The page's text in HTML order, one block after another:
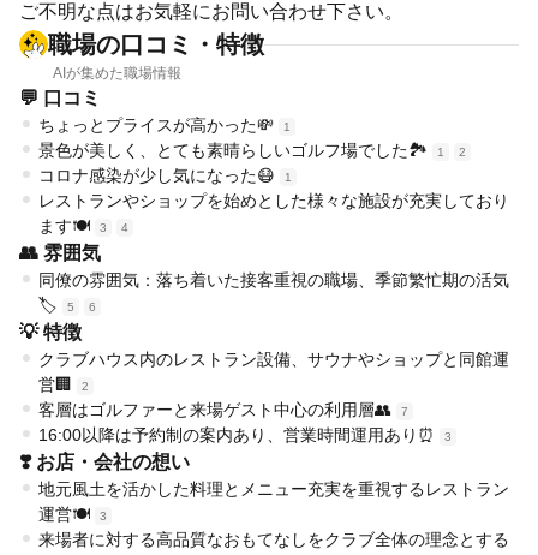
ご不明な点はお気軽にお問い合わせ下さい。
職場の口コミ・特徴
AIが集めた職場情報
💬 口コミ
ちょっとプライスが高かった💸 1
景色が美しく、とても素晴らしいゴルフ場でした🏞️ 1 2
コロナ感染が少し気になった😷 1
レストランやショップを始めとした様々な施設が充実しており
ます🍽️
3 4
👥 雰囲気
同僚の雰囲気：落ち着いた接客重視の職場、季節繁忙期の活気
🏷️
5 6
💡 特徴
クラブハウス内のレストラン設備、サウナやショップと同館運
営🏢
2
客層はゴルファーと来場ゲスト中心の利用層👥 7
16:00以降は予約制の案内あり、営業時間運用あり⏰ 3
❣️ お店・会社の想い
地元風土を活かした料理とメニュー充実を重視するレストラン
運営🍽️
3
来場者に対する高品質なおもてなしをクラブ全体の理念とする